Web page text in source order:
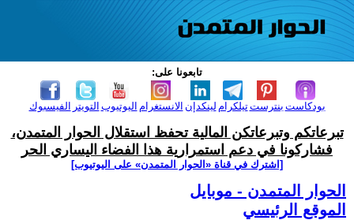
تابعونا على:
الفيسبوك التويتر اليوتيوب الانستغرام لينكدإن تيلكرامبنترست بودكاست
تبرعاتكم وتبرعاتكن المالية تحفظ استقلال الحوار المتمدن،
فشاركونا في دعم استمرارية هذا الفضاء اليساري الحر
[اشترك في قناة ‫«الحوار المتمدن» على اليوتيوب]
الحوار المتمدن - موبايل
الموقع الرئيسي